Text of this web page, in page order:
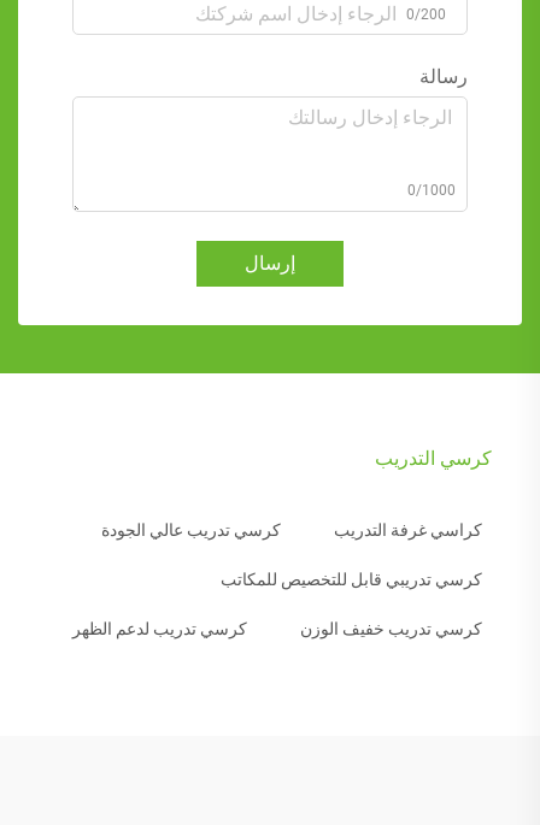
0/200
رسالة
0/1000
إرسال
كرسي التدريب
كراسي غرفة التدريب كرسي تدريب عالي الجودة
كرسي تدريبي قابل للتخصيص للمكاتب
كرسي تدريب خفيف الوزن كرسي تدريب لدعم الظهر